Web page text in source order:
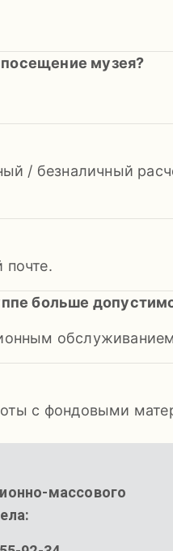
музея?
/ безналичный
почте.
больше
с фондовыми
массового